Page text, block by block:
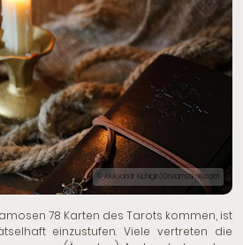
© Aleksandr Kichigin | Dreamstime.com
78 Karten des Tarots kommen, ist
einzustufen. Viele vertreten die